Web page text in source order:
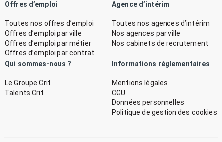
Offres d’emploi
Toutes nos offres d’emploi
Offres d’emploi par ville
Offres d’emploi par métier
Offres d’emploi par contrat
Agence d’intérim
Toutes nos agences d’intérim
Nos agences par ville
Nos cabinets de recrutement
Qui sommes-nous ?
Le Groupe Crit
Talents Crit
Informations réglementaires
Mentions légales
CGU
Données personnelles
Politique de gestion des cookies